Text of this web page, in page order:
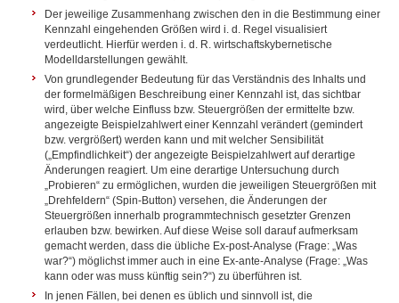
Der jeweilige Zusammenhang zwischen den in die Bestimmung einer
Kennzahl eingehenden Größen wird i. d. Regel visualisiert
verdeutlicht. Hierfür werden i. d. R. wirtschaftskybernetische
Modelldarstellungen gewählt.
Von grundlegender Bedeutung für das Verständnis des Inhalts und
der formelmäßigen Beschreibung einer Kennzahl ist, das sichtbar
wird, über welche Einfluss bzw. Steuergrößen der ermittelte bzw.
angezeigte Beispielzahlwert einer Kennzahl verändert (gemindert
bzw. vergrößert) werden kann und mit welcher Sensibilität
(„Empfindlichkeit“) der angezeigte Beispielzahlwert auf derartige
Änderungen reagiert. Um eine derartige Untersuchung durch
„Probieren“ zu ermöglichen, wurden die jeweiligen Steuergrößen mit
„Drehfeldern“ (Spin-Button) versehen, die Änderungen der
Steuergrößen innerhalb programmtechnisch gesetzter Grenzen
erlauben bzw. bewirken. Auf diese Weise soll darauf aufmerksam
gemacht werden, dass die übliche Ex-post-Analyse (Frage: „Was
war?“) möglichst immer auch in eine Ex-ante-Analyse (Frage: „Was
kann oder was muss künftig sein?“) zu überführen ist.
In jenen Fällen, bei denen es üblich und sinnvoll ist, die